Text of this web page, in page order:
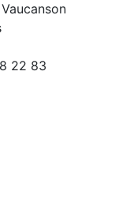
22 83